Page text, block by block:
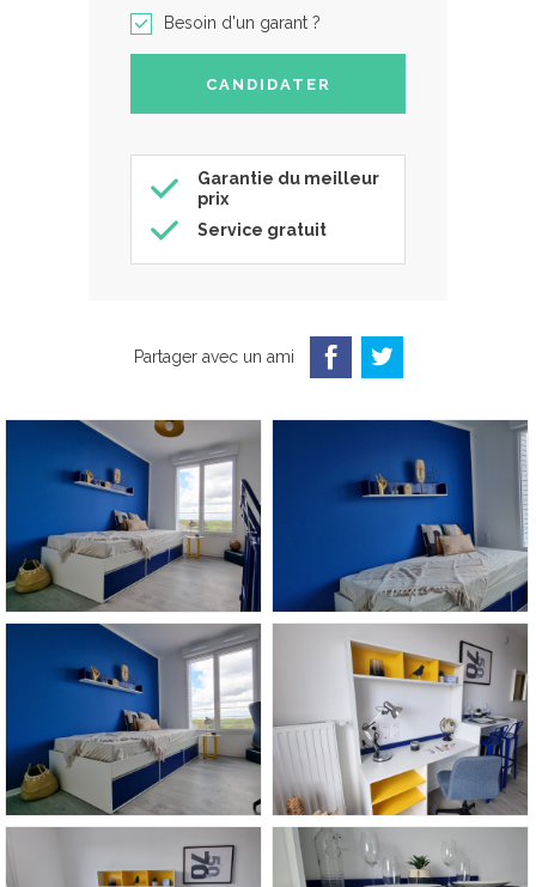
Besoin d'un garant ?
Garantie du meilleur
prix
Service gratuit
Partager avec un ami